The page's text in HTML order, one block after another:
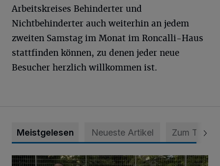
Arbeitskreises Behinderter und
Nichtbehinderter auch weiterhin an jedem
zweiten Samstag im Monat im Roncalli-Haus
stattfinden können, zu denen jeder neue
Besucher herzlich willkommen ist.
Meistgelesen Neueste Artikel Zum Thema
Bolzplatz-Tour: Viele Tore am Kalkumer Feld